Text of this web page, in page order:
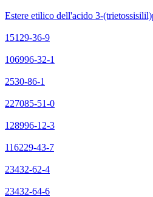
Estere etilico dell'acido 3-
15129-36-9
106996-32-1
2530-86-1
227085-51-0
128996-12-3
116229-43-7
23432-62-4
23432-64-6